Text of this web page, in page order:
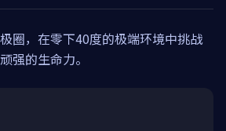
圈，在零下40度的极端环境中挑战
强的生命力。